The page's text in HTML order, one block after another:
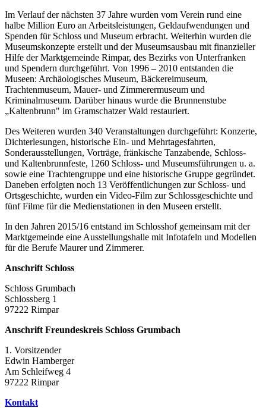
Im Verlauf der nächsten 37 Jahre wurden vom Verein rund eine
halbe Million Euro an Arbeitsleistungen, Geldaufwendungen und
Spenden für Schloss und Museum erbracht. Weiterhin wurden die
Museumskonzepte erstellt und der Museumsausbau mit finanzieller
Hilfe der Marktgemeinde Rimpar, des Bezirks von Unterfranken
und Spendern durchgeführt. Von 1996 – 2010 entstanden die
Museen: Archäologisches Museum, Bäckereimuseum,
Trachtenmuseum, Mauer- und Zimmerermuseum und
Kriminalmuseum. Darüber hinaus wurde die Brunnenstube
„Kaltenbrunn" im Gramschatzer Wald restauriert.
Des Weiteren wurden 340 Veranstaltungen durchgeführt: Konzerte,
Dichterlesungen, historische Ein- und Mehrtagesfahrten,
Sonderausstellungen, Vorträge, fränkische Tanzabende, Schloss-
und Kaltenbrunnfeste, 1260 Schloss- und Museumsführungen u. a.
sowie eine Trachtengruppe und eine historische Gruppe gegründet.
Daneben erfolgten noch 13 Veröffentlichungen zur Schloss- und
Ortsgeschichte, wurden ein Video-Film zur Schlossgeschichte und
fünf Filme für die Medienstationen in den Museen erstellt.
In den Jahren 2015/16 entstand im Schlosshof gemeinsam mit der
Marktgemeinde eine Ausstellungshalle mit Infotafeln und Modellen
für die Berufe Maurer und Zimmerer.
Anschrift Schloss
Schloss Grumbach
Schlossberg 1
97222 Rimpar
Anschrift Freundeskreis Schloss Grumbach
1. Vorsitzender
Edwin Hamberger
Am Schleifweg 4
97222 Rimpar
Kontakt